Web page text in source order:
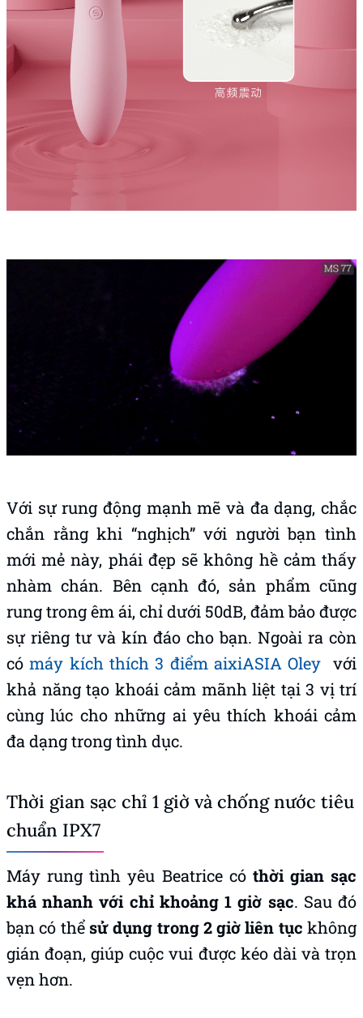
Với sự rung động mạnh mẽ và đa dạng, chắc
chắn rằng khi “nghịch” với người bạn tình
mới mẻ này, phái đẹp sẽ không hề cảm thấy
nhàm chán. Bên cạnh đó, sản phẩm cũng
rung trong êm ái, chỉ dưới 50dB, đảm bảo được
sự riêng tư và kín đáo cho bạn. Ngoài ra còn
cómáy kích thích 3 điểm aixiASIA Oley với
khả năng tạo khoái cảm mãnh liệt tại 3 vị trí
cùng lúc cho những ai yêu thích khoái cảm
đa dạng trong tình dục.
Thời gian sạc chỉ 1 giờ và chống nước tiêu
chuẩn IPX7
Máy rung tình yêu Beatrice có thời gian sạc
khá nhanh với chỉ khoảng 1 giờ sạc. Sau đó
bạn có thể sử dụng trong 2 giờ liên tục không
gián đoạn, giúp cuộc vui được kéo dài và trọn
vẹn hơn.